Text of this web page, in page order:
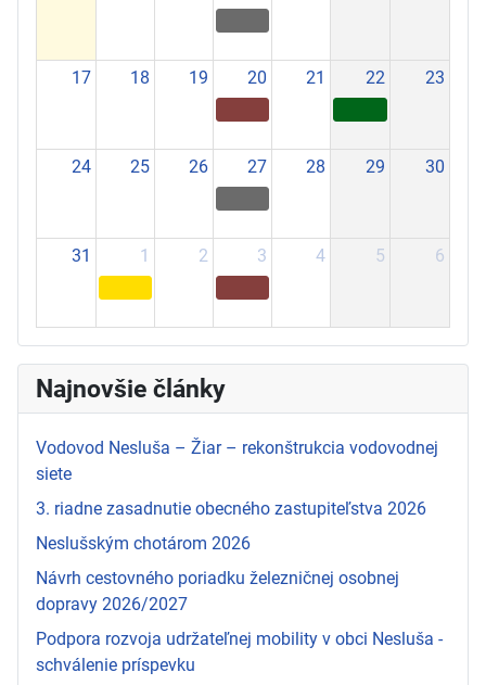
17 18 19 20 21 22 23
24 25 26 27 28 29 30
31 1 2 3 4 5 6
Najnovšie články
Vodovod Nesluša – Žiar – rekonštrukcia vodovodnej
siete
3. riadne zasadnutie obecného zastupiteľstva 2026
Neslušským chotárom 2026
Návrh cestovného poriadku železničnej osobnej
dopravy 2026/2027
Podpora rozvoja udržateľnej mobility v obci Nesluša -
schválenie príspevku